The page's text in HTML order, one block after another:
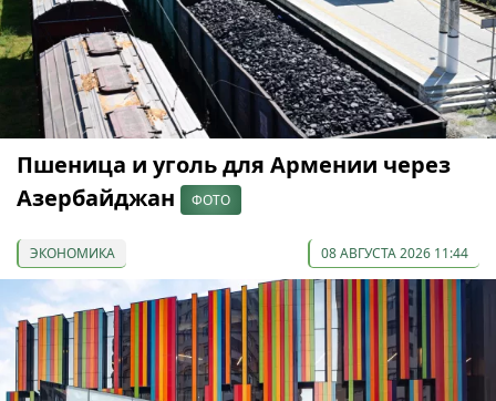
Пшеница и уголь для Армении через
Азербайджан
ФОТО
ЭКОНОМИКА 08 АВГУСТА 2026 11:44